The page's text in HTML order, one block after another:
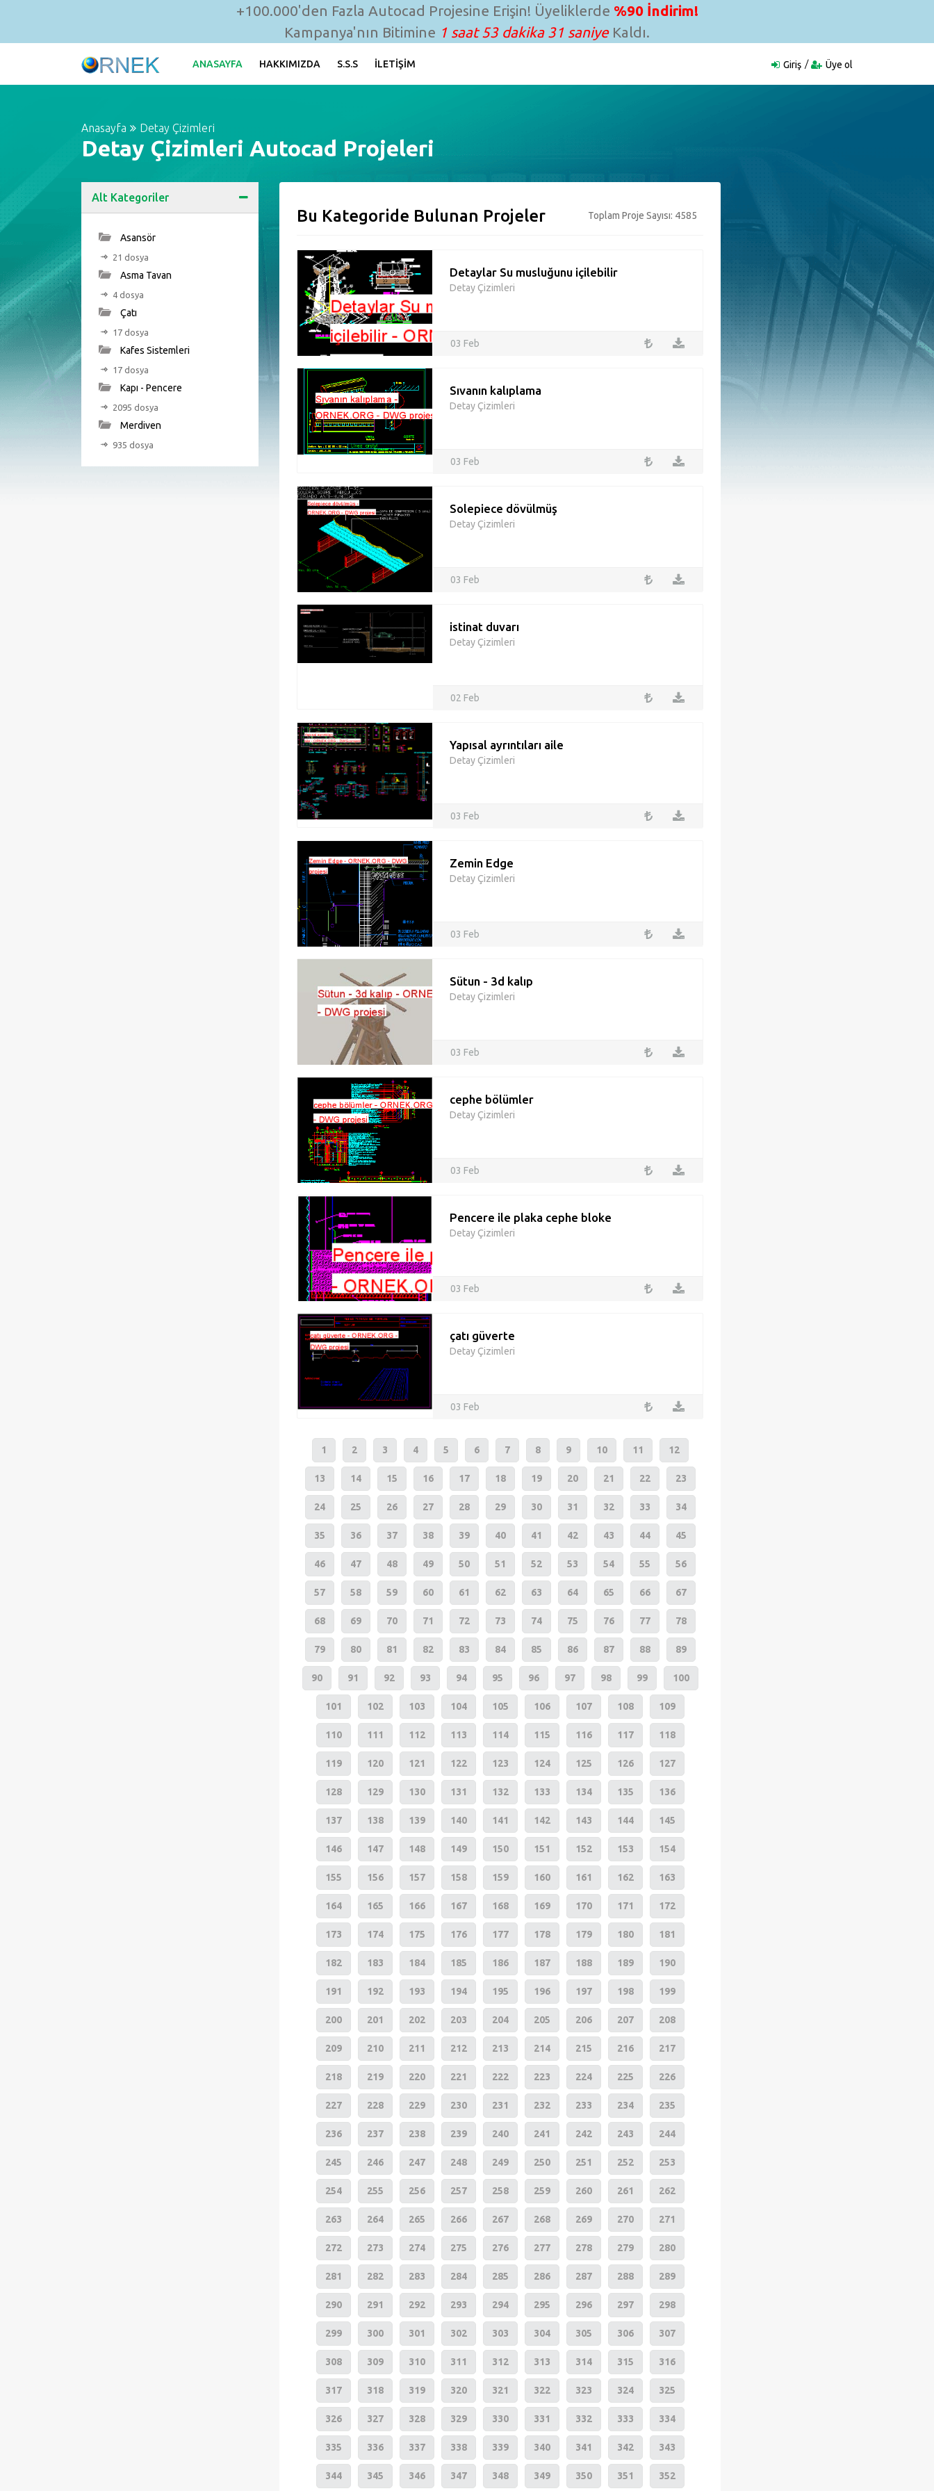
+100.000'den Fazla Autocad Projesine Erişin! Üyeliklerde %90 İndirim!
Kampanya'nın Bitimine 1 saat 53 dakika 30 saniyeKaldı.
ANASAYFA HAKKIMIZDA S.S.S İLETIŞIM Giriş Üye ol
Anasayfa Detay Çizimleri
Detay Çizimleri Autocad Projeleri
Alt Kategoriler
Asansör
21 dosya
Asma Tavan
4 dosya
Çatı
17 dosya
Kafes Sistemleri
17 dosya
Kapı - Pencere
2095 dosya
Merdiven
935 dosya
Bu Kategoride Bulunan Projeler Toplam Proje Sayısı: 4585
Detaylar Su musluğunu içilebilir
Detay Çizimleri
03 Feb
Sıvanın kalıplama
Detay Çizimleri
03 Feb
Solepiece dövülmüş
Detay Çizimleri
03 Feb
istinat duvarı
Detay Çizimleri
02 Feb
Yapısal ayrıntıları aile
Detay Çizimleri
03 Feb
Zemin Edge
Detay Çizimleri
03 Feb
Sütun - 3d kalıp
Detay Çizimleri
03 Feb
cephe bölümler
Detay Çizimleri
03 Feb
Pencere ile plaka cephe bloke
Detay Çizimleri
03 Feb
çatı güverte
Detay Çizimleri
03 Feb
1 2 3 4 5 6 7 8 9 10 11 12
13 14 15 16 17 18 19 20 21 22 23
24 25 26 27 28 29 30 31 32 33 34
35 36 37 38 39 40 41 42 43 44 45
46 47 48 49 50 51 52 53 54 55 56
57 58 59 60 61 62 63 64 65 66 67
68 69 70 71 72 73 74 75 76 77 78
79 80 81 82 83 84 85 86 87 88 89
90 91 92 93 94 95 96 97 98 99 100
101 102 103 104 105 106 107 108 109
110 111 112 113 114 115 116 117 118
119 120 121 122 123 124 125 126 127
128 129 130 131 132 133 134 135 136
137 138 139 140 141 142 143 144 145
146 147 148 149 150 151 152 153 154
155 156 157 158 159 160 161 162 163
164 165 166 167 168 169 170 171 172
173 174 175 176 177 178 179 180 181
182 183 184 185 186 187 188 189 190
191 192 193 194 195 196 197 198 199
200 201 202 203 204 205 206 207 208
209 210 211 212 213 214 215 216 217
218 219 220 221 222 223 224 225 226
227 228 229 230 231 232 233 234 235
236 237 238 239 240 241 242 243 244
245 246 247 248 249 250 251 252 253
254 255 256 257 258 259 260 261 262
263 264 265 266 267 268 269 270 271
272 273 274 275 276 277 278 279 280
281 282 283 284 285 286 287 288 289
290 291 292 293 294 295 296 297 298
299 300 301 302 303 304 305 306 307
308 309 310 311 312 313 314 315 316
317 318 319 320 321 322 323 324 325
326 327 328 329 330 331 332 333 334
335 336 337 338 339 340 341 342 343
344 345 346 347 348 349 350 351 352